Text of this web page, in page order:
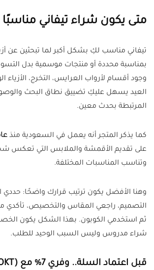
متى يكون شراء تيفاني
تيفاني مناسب لكِ بشكل أكبر لما تبحثين عن
بمناسبة محددة أو منتجات موسمية بدل
وجود أقسام لأرواب العرايس، التخرج، الأزياء
العيد يسهل عليكِ تضييق نطاق البحث
المرتبطة بحدث معين.
كما يذكر المتجر أنه يعمل في السعودية منذ عام
على تقديم الأقمشة والملابس التي تعكس
وتناسب المناسبات المختلفة.
وهنا الأفضل يكون ترتيب قرارك واضحًا: حددي
التصميم، راجعي المقاس والتخصيص، تأكدي
ثم استخدمي الكوبون. بهذا الشكل يكون
شراء مدروس وليس السبب الوحيد للطلب.
قبل اعتماد السلة.. وفري 7% مع (F-NTOKT)